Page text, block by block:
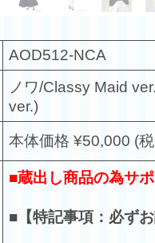
AOD512-NCA
ノワ/Classy Maid
ver.)
本体価格 ¥50,000 (
■蔵出し商品の為サ
■【特記事項：必ず